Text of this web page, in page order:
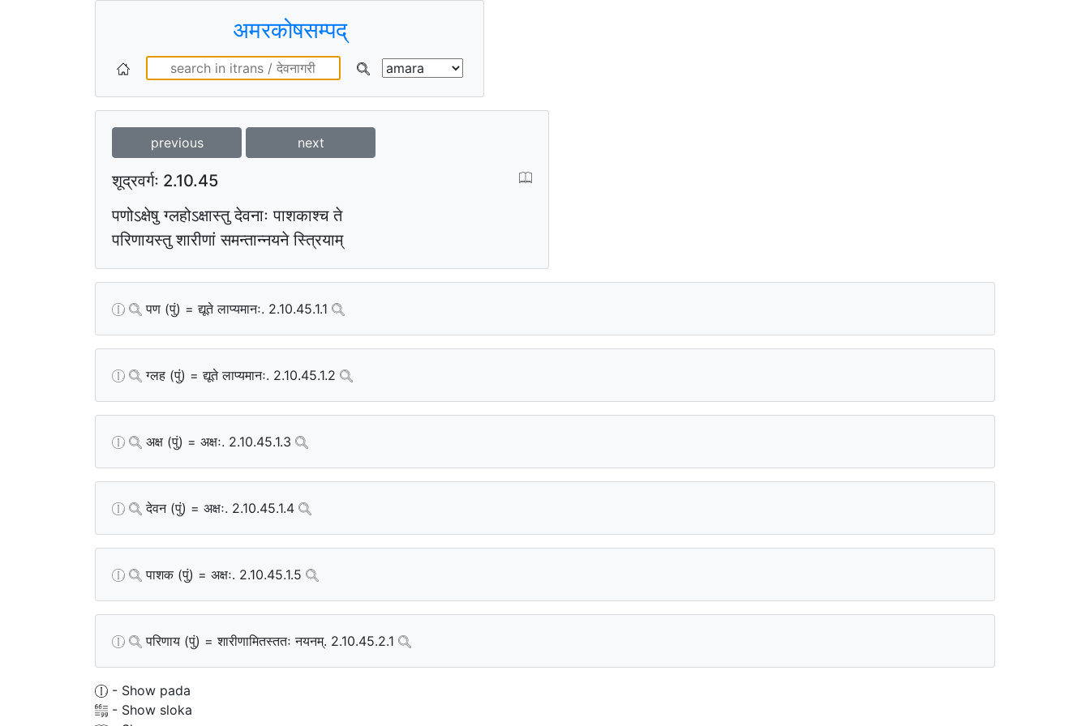
अमरकोषसम्पद्
previous next
शूद्रवर्गः 2.10.45
पणोऽक्षेषु ग्लहोऽक्षास्तु देवनाः पाशकाश्च ते
परिणायस्तु शारीणां समन्तान्नयने स्त्रियाम्
पण (पुं) = द्यूते लाप्यमानः. 2.10.45.1.1
ग्लह (पुं) = द्यूते लाप्यमानः. 2.10.45.1.2
अक्ष (पुं) = अक्षः. 2.10.45.1.3
देवन (पुं) = अक्षः. 2.10.45.1.4
पाशक (पुं) = अक्षः. 2.10.45.1.5
परिणाय (पुं) = शारीणामितस्ततः नयनम्. 2.10.45.2.1
- Show pada
- Show sloka